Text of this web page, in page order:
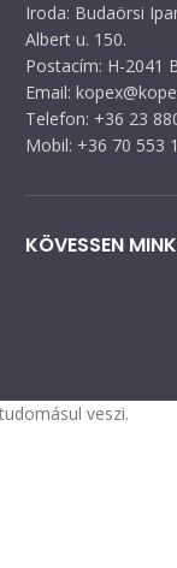
Iroda: Budaörsi
Albert u. 150.
Postacím: H-2041
Email:
Telefon: +36 23
Mobil: +36 70 553
KÖVESSEN
veszi.